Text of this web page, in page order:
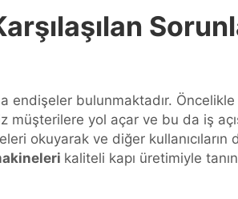
bulunmaktadır.
yol açar ve bu da iş
okuyarak ve diğer
kaliteli kapı üretimiyle